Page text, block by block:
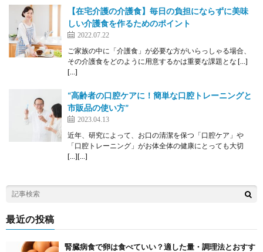
【在宅介護の介護食】毎日の負担にならずに美味
しい介護食を作るためのポイント
2022.07.22
ご家族の中に「介護食」が必要な方がいらっしゃる場合、
その介護食をどのように用意するかは重要な課題とな […]
[…]
“高齢者の口腔ケアに！簡単な口腔トレーニングと
市販品の使い方”
2023.04.13
近年、研究によって、お口の清潔を保つ「口腔ケア」や
「口腔トレーニング」がお体全体の健康にとっても大切
[…][…]
最近の投稿
腎臓病食で卵は食べていい？適した量・調理法とおすす